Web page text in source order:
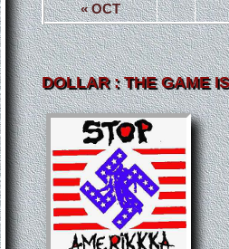
« OCT
DOLLAR : THE GAME